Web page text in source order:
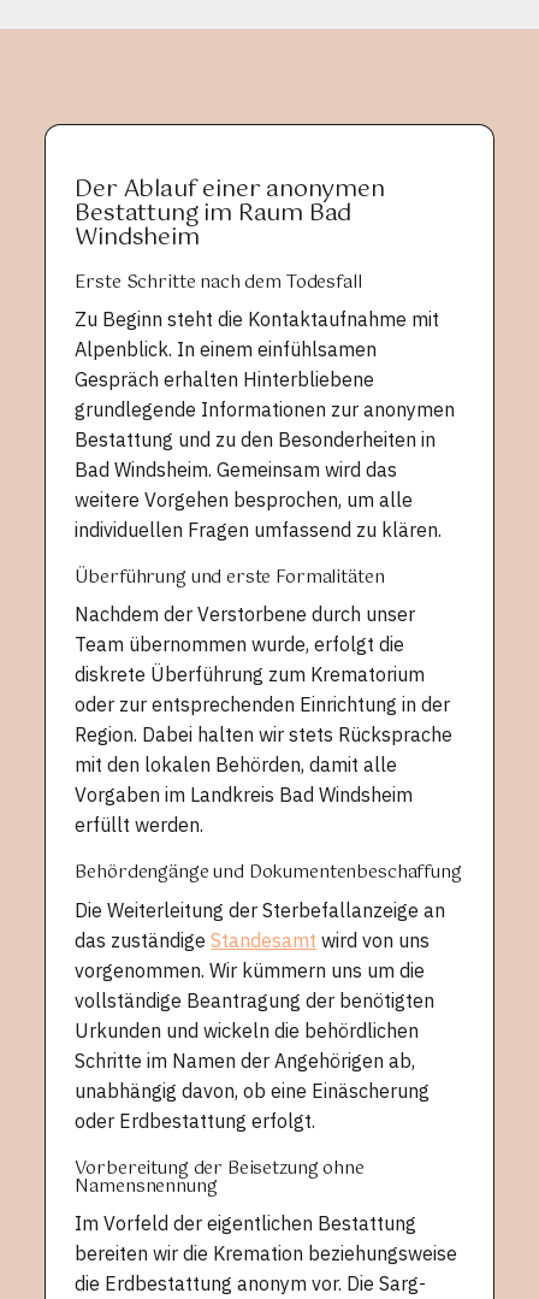
Der Ablauf einer anonymen
Bestattung im Raum Bad
Windsheim
Erste Schritte nach dem Todesfall
Zu Beginn steht die Kontaktaufnahme mit
Alpenblick. In einem einfühlsamen
Gespräch erhalten Hinterbliebene
grundlegende Informationen zur anonymen
Bestattung und zu den Besonderheiten in
Bad Windsheim. Gemeinsam wird das
weitere Vorgehen besprochen, um alle
individuellen Fragen umfassend zu klären.
Überführung und erste Formalitäten
Nachdem der Verstorbene durch unser
Team übernommen wurde, erfolgt die
diskrete Überführung zum Krematorium
oder zur entsprechenden Einrichtung in der
Region. Dabei halten wir stets Rücksprache
mit den lokalen Behörden, damit alle
Vorgaben im Landkreis Bad Windsheim
erfüllt werden.
Behördengänge und Dokumentenbeschaffung
Die Weiterleitung der Sterbefallanzeige an
das zuständigeStandesamt wird von uns
vorgenommen. Wir kümmern uns um die
vollständige Beantragung der benötigten
Urkunden und wickeln die behördlichen
Schritte im Namen der Angehörigen ab,
unabhängig davon, ob eine Einäscherung
oder Erdbestattung erfolgt.
Vorbereitung der Beisetzung ohne
Namensnennung
Im Vorfeld der eigentlichen Bestattung
bereiten wir die Kremation beziehungsweise
die Erdbestattung anonym vor. Die Sarg-